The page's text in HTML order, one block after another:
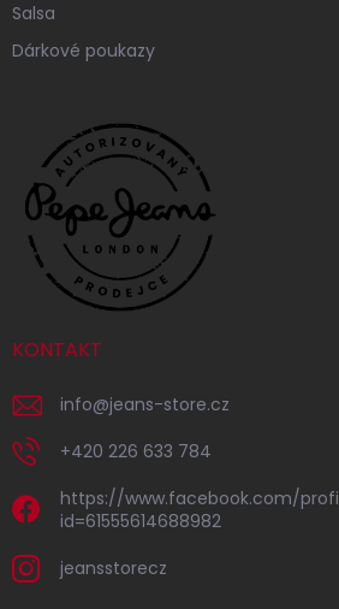
Salsa
Dárkové poukazy
KONTAKT
info@jeans-store.cz
+420 226 633 784
https://www.facebook.com/
id=61555614688982
jeansstorecz